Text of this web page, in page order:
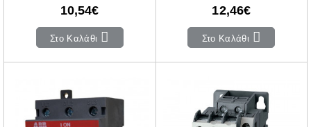
10,54€
Στο Καλάθι
12,46€
Στο Καλάθι